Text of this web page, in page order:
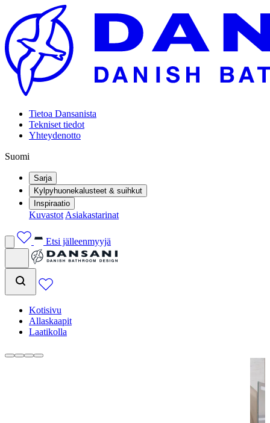
Tietoa Dansanista
Tekniset tiedot
Yhteydenotto
Suomi
Sarja
Kylpyhuonekalusteet & suihkut
Inspiraatio
Kuvastot Asiakastarinat
Etsi jälleenmyyjä
Kotisivu
Allaskaapit
Laatikolla